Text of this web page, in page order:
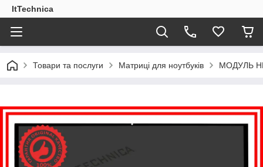
ItTechnica
Товари та послуги Матриці для ноутбуків МОДУЛЬ